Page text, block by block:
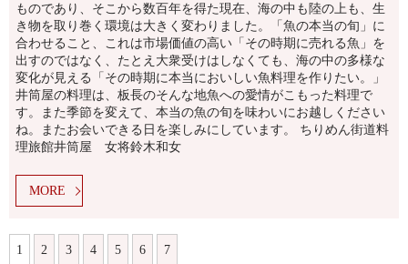
ものであり、そこから数百年を得た現在、海の中も陸の上も、生
き物を取り巻く環境は大きく変わりました。「魚の本当の旬」に
合わせること、これは市場価値の高い「その時期に売れる魚」を
出すのではなく、たとえ大衆受けはしなくても、海の中の多様な
変化が見える「その時期に本当においしい魚料理を作りたい。」
井筒屋の料理は、板長のそんな地魚への愛情がこもった料理で
す。また季節を変えて、本当の魚の旬を味わいにお越しください
ね。またお会いできる日を楽しみにしています。 ちりめん街道料
理旅館井筒屋 女将鈴木和女
MORE
1 2 3 4 5 6 7